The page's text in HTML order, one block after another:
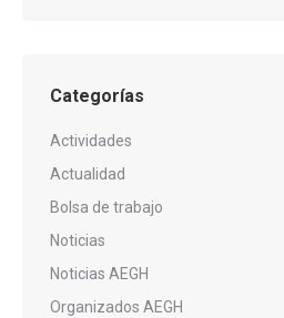
Categorías
Actividades
Actualidad
Bolsa de trabajo
Noticias
Noticias AEGH
Organizados AEGH